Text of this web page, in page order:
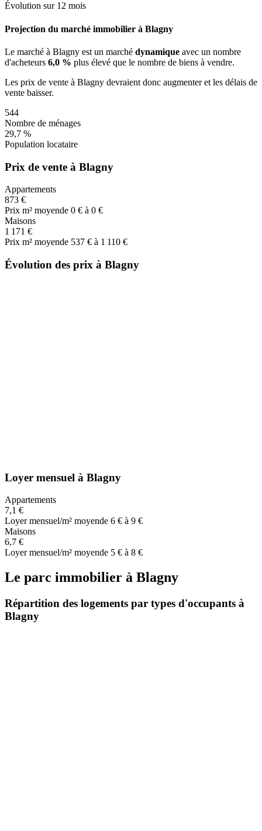
Évolution sur 12 mois
Projection du marché immobilier à Blagny
Le marché à Blagny est un marché dynamique avec un nombre
d'acheteurs 6,0 % plus élevé que le nombre de biens à vendre.
Les prix de vente à Blagny devraient donc augmenteret les délais de
vente baisser.
544
Nombre de ménages
29,7 %
Population locataire
Prix de vente à Blagny
Appartements
873 €
Prix m² moyende 0 € à 0 €
Maisons
1 171 €
Prix m² moyende 537 € à 1 110 €
Évolution des prix à Blagny
Loyer mensuel à Blagny
Appartements
7,1 €
Loyer mensuel/m² moyende 6 € à 9 €
Maisons
6,7 €
Loyer mensuel/m² moyende 5 € à 8 €
Le parc immobilier à Blagny
Répartition des logements par types d'occupants à
Blagny